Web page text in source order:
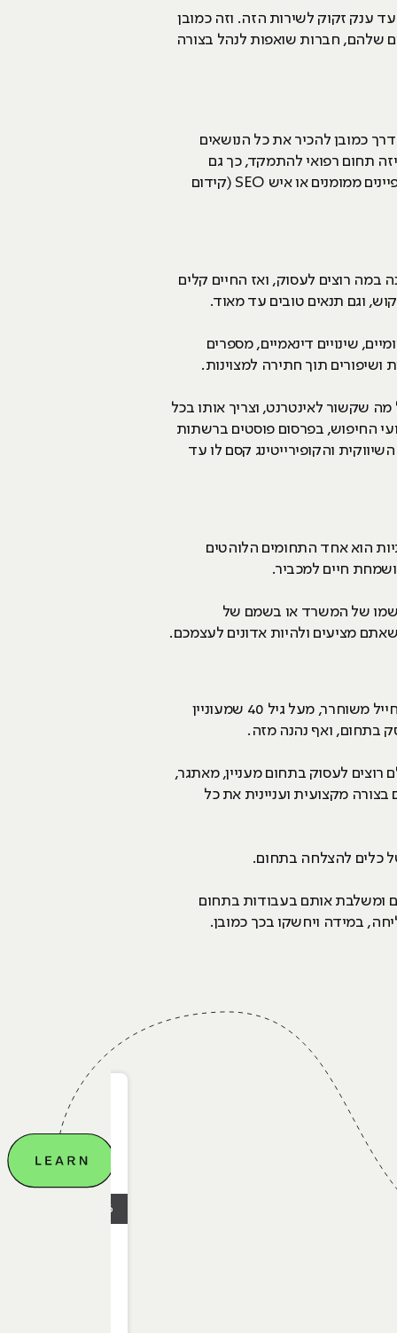
ענק זקוק לשירות הזה. וזה כמובן
שלהם, חברות שואפות לנהל בצורה
כמובן להכיר את כל הנושאים
תחום רפואי להתמקד, כך גם
התלמיד בקורס שיווק דיגיטלי בוחר לאחר הלימודים אם היה יותר רוצה להיות עצמאי או שכיר, איש ניהול קמפיינים ממומנים או איש SEO (קידום
במה רוצים לעסוק, ואז החיים קלים
וגם תנאים טובים עד מאוד.
שינויים דינאמיים, מספרים
ושיפורים תוך חתירה למצוינות.
שקשור לאינטרנט, וצריך אותו בכל
החיפוש, בפרסום פוסטים ברשתות
והקופירייטינג קסם לו עד
הוא אחד התחומים הלוהטים
ושמחת חיים למכביר.
בשמו של המשרד או בשמם של
מציעים ולהיות אדונים לעצמכם.
אחד היתרונות הכי בולטים בתחום הזה של שיווק ופרסום באינטרנט, שהוא פשוט מתאים לכולם. בין אם אתה חייל משוחרר, מעל גיל 40 שמעוניין
בתחום, ואף נהנה מזה.
רוצים לעסוק בתחום מעניין, מאתגר,
בצורה מקצועית ועניינית את כל
כלים להצלחה בתחום.
ומשלבת אותם בעבודות בתחום
במידה ויחשקו בכך כמובן.
28.04.2026